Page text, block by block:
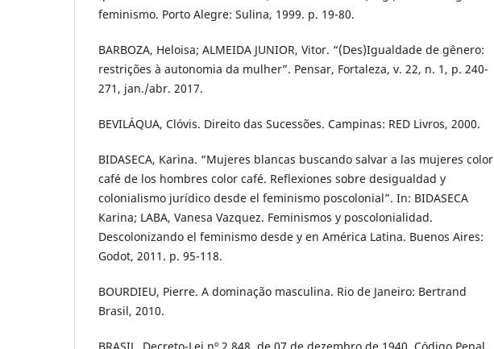
feminismo. Porto Alegre: Sulina, 1999. p. 19-80.
BARBOZA, Heloisa; ALMEIDA JUNIOR, Vitor. “(Des)Igualdade de gênero:
restrições à autonomia da mulher”. Pensar, Fortaleza, v. 22, n. 1, p. 240-
271, jan./abr. 2017.
BEVILÁQUA, Clóvis. Direito das Sucessões. Campinas: RED Livros, 2000.
BIDASECA, Karina. “Mujeres blancas buscando salvar a las mujeres color
café de los hombres color café. Reflexiones sobre desigualdad y
colonialismo jurídico desde el feminismo poscolonial”. In: BIDASECA
Karina; LABA, Vanesa Vazquez. Feminismos y poscolonialidad.
Descolonizando el feminismo desde y en América Latina. Buenos Aires:
Godot, 2011. p. 95-118.
BOURDIEU, Pierre. A dominação masculina. Rio de Janeiro: Bertrand
Brasil, 2010.